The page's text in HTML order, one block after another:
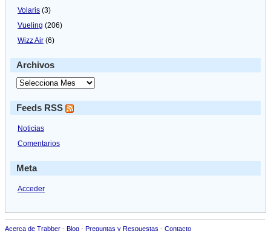
Volaris (3)
Vueling (206)
Wizz Air (6)
Archivos
Feeds RSS
Noticias
Comentarios
Meta
Acceder
Acerca de Trabber - Blog - Preguntas y Respuestas - Contacto